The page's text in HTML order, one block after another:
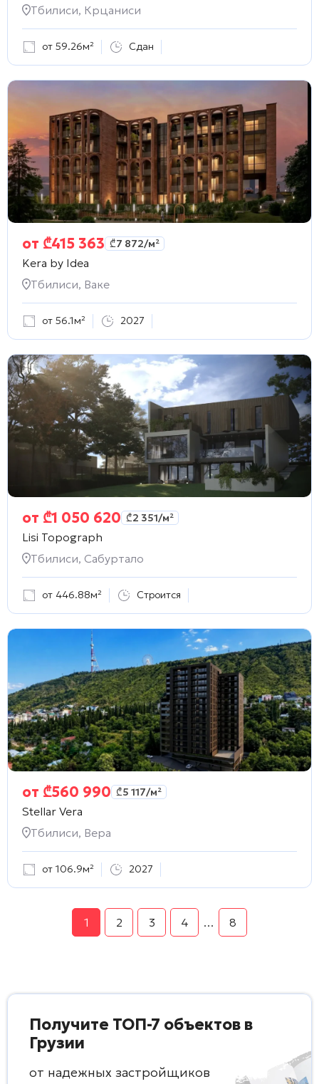
Тбилиси, Крцаниси
от 59.26м² Сдан
от ₾415 363 ₾7 872/м²
Kera by Idea
Тбилиси, Ваке
от 56.1м² 2027
от ₾1 050 620 ₾2 351/м²
Lisi Topograph
Тбилиси, Сабуртало
от 446.88м² Строится
от ₾560 990 ₾5 117/м²
Stellar Vera
Тбилиси, Вера
от 106.9м² 2027
1 2 3 4 … 8
Получите ТОП-7 объектов в
Грузии
от надежных застройщиков